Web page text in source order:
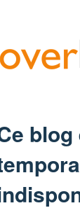
blog